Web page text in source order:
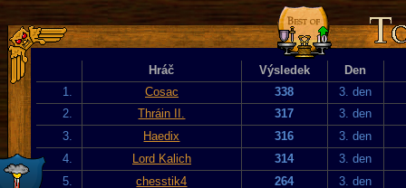
Hráč Výsledek
Den
1.
Cosac 338
3. den
2.
Thráin II. 317
3. den
3.
Haedix 316
3. den
4.
Lord Kalich 314
3. den
5.
chesstik4 264
3. den